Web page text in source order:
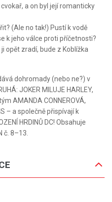
a on byl její romanticky
(Ale no tak!) Pustí k vodě
k jeho válce proti příčetnosti?
opět zradí, bude z Koblížka
dohromady (nebo ne?) v
JOKER MILUJE HARLEY,
AMANDA CONNEROVÁ,
– a společně přispívají k
HRDINŮ DC! Obsahuje
č. 8–13.